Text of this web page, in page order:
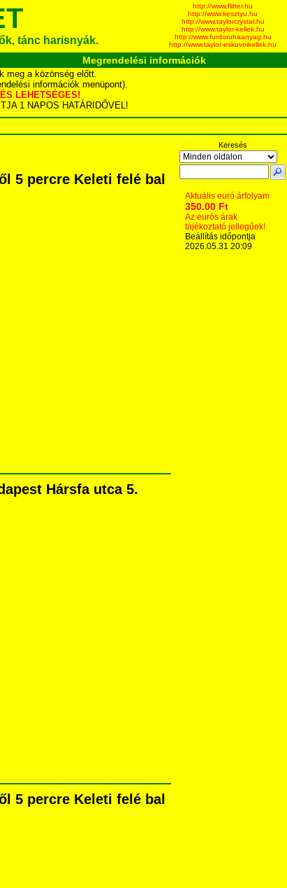
tánc harisnyák.
http://www.flitter.hu
http://www.kesztyu.hu
http://www.taylorcrystal.hu
http://www.taylor-kellek.hu
http://www.furdoruhaanyag.hu
http://www.taylor-eskuvoikellek.hu
Megrendelési információk
meg a közönség előtt.
információk menüpont).
LEHETSÉGES!
1 NAPOS HATÁRIDŐVEL!
5 percre Keleti felé bal
Hársfa utca 5.
5 percre Keleti felé bal
Keresés
Aktuális euró árfolyam
350.00 Ft
Az eurós árak
tájékoztató jellegűek!
Beállítás időpontja
2026.05.31 20:09